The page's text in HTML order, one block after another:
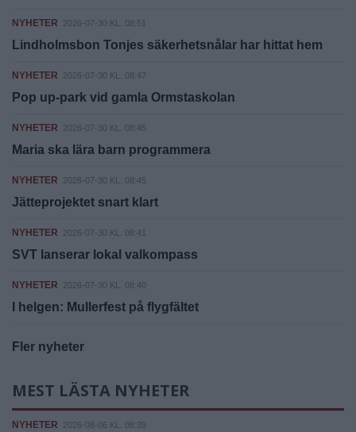
NYHETER 2026-07-30 KL. 08:51
Lindholmsbon Tonjes säkerhetsnålar har hittat hem
NYHETER 2026-07-30 KL. 08:47
Pop up-park vid gamla Ormstaskolan
NYHETER 2026-07-30 KL. 08:45
Maria ska lära barn programmera
NYHETER 2026-07-30 KL. 08:45
Jätteprojektet snart klart
NYHETER 2026-07-30 KL. 08:41
SVT lanserar lokal valkompass
NYHETER 2026-07-30 KL. 08:40
I helgen: Mullerfest på flygfältet
Fler nyheter
MEST LÄSTA NYHETER
NYHETER 2026-08-06 KL. 08:39